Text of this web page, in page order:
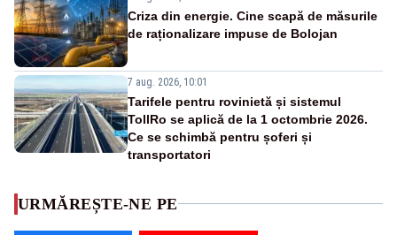
Criza din energie. Cine scapă de măsurile
de raționalizare impuse de Bolojan
7 aug. 2026, 10:01
Tarifele pentru rovinietă și sistemul
TollRo se aplică de la 1 octombrie 2026.
Ce se schimbă pentru șoferi și
transportatori
URMĂREȘTE-NE PE